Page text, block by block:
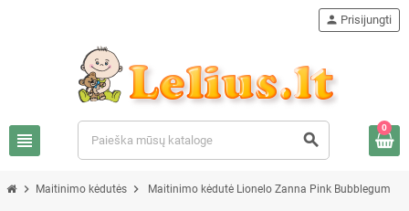
view_headline search
person Prisijungti
0
chevron_right Maitinimo kėdutės chevron_right Maitinimo kėdutė Lionelo Zanna Pink Bubblegum